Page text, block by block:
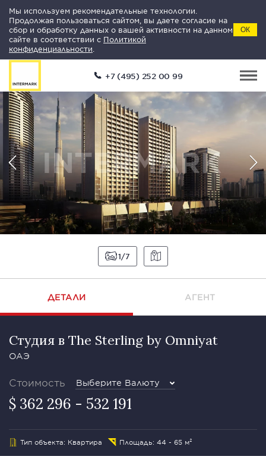
Мы используем рекомендательные технологии.
Продолжая пользоваться сайтом, вы даете согласие на
сбор и обработку данных о вашей активности на данном
сайте в соответствии с Политикой
конфиденциальности
ОК
+7 (495) 252 00 99
1 7
ДЕТАЛИ АГЕНТ
Студия в The Sterling by Omniyat
ОАЭ
Стоимость Выберите Валюту
$ 362 296 - 532 191
Тип объекта: Квартира Площадь: 44 - 65 м²